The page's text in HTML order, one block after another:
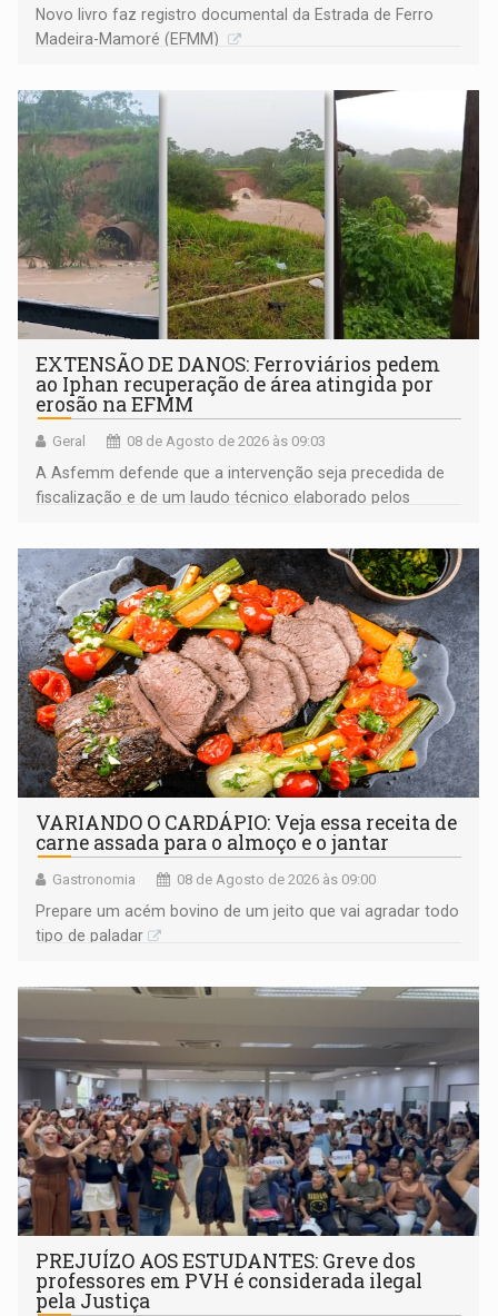
Novo livro faz registro documental da Estrada de Ferro
Madeira-Mamoré (EFMM)
EXTENSÃO DE DANOS: Ferroviários pedem
ao Iphan recuperação de área atingida por
erosão na EFMM
Geral 08 de Agosto de 2026 às 09:03
A Asfemm defende que a intervenção seja precedida de
fiscalização e de um laudo técnico elaborado pelos
VARIANDO O CARDÁPIO: Veja essa receita de
carne assada para o almoço e o jantar
Gastronomia 08 de Agosto de 2026 às 09:00
Prepare um acém bovino de um jeito que vai agradar todo
tipo de paladar
PREJUÍZO AOS ESTUDANTES: Greve dos
professores em PVH é considerada ilegal
pela Justiça